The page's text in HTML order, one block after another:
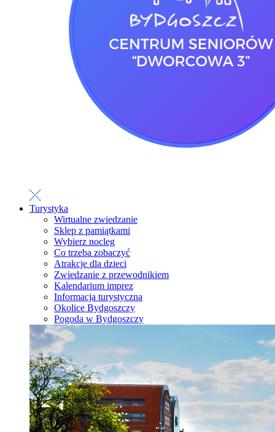
Turystyka
Wirtualne zwiedzanie
Sklep z pamiątkami
Wybierz nocleg
Co trzeba zobaczyć
Atrakcje dla dzieci
Zwiedzanie z przewodnikiem
Kalendarium imprez
Informacja turystyczna
Okolice Bydgoszczy
Pogoda w Bydgoszczy